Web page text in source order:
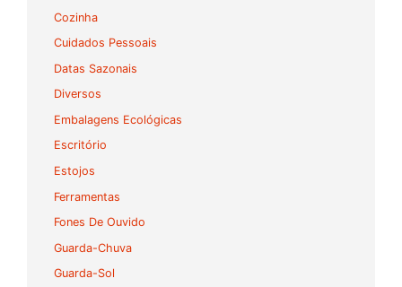
Cozinha
Cuidados Pessoais
Datas Sazonais
Diversos
Embalagens Ecológicas
Escritório
Estojos
Ferramentas
Fones De Ouvido
Guarda-Chuva
Guarda-Sol